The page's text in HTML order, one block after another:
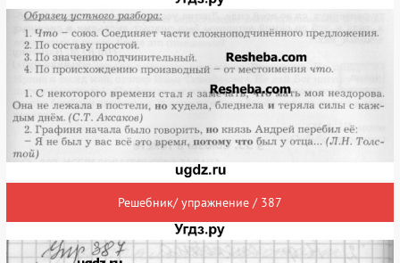
Решебник/ упражнение / 387